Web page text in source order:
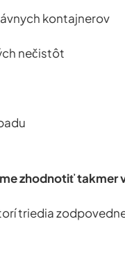
kontajnerov
nečistôt
zhodnotiť takmer
triedia